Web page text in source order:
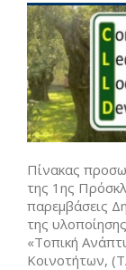
Πίνακας
της 1ης
παρεμβάσεις
της
«Τοπική
Κοινοτήτων,